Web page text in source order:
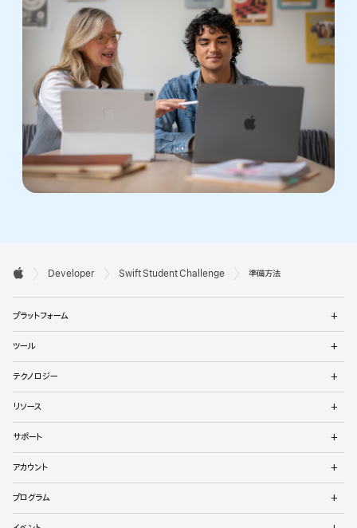
デ
ベ
ロ
ッ
パ
向
け
フ
ッ
タ

Developer Swift Student Challenge 準備方法
プラットフォーム
ュ
を
く
ツール
ュ
を
く
テクノロジー
ュ
を
く
リソース
ュ
を
く
サポート
ュ
を
く
アカウント
ュ
を
プログラム
ュ